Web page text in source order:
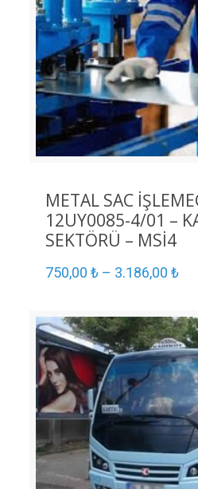
METAL SAC
12UY0085-4/01 –
SEKTÖRÜ – MSİ4
750,00 ₺– 3.186,00 ₺